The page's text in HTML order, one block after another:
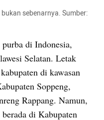
sebenarnya. Sumber:
di Indonesia,
Selatan. Letak
di kawasan
Soppeng,
Rappang. Namun,